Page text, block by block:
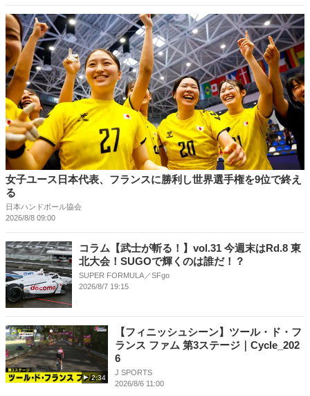
女子ユース日本代表、フランスに勝利し世界選手権を9位で終え
る
日本ハンドボール協会
2026/8/8 09:00
コラム【武士が斬る！】vol.31 今週末はRd.8 東
北⼤会！SUGOで輝くのは誰だ！？
SUPER FORMULA／SFgo
2026/8/7 19:15
2:34
【フィニッシュシーン】ツール・ド・フ
ランス ファム 第3ステージ｜Cycle_202
6
J SPORTS
2026/8/6 11:00